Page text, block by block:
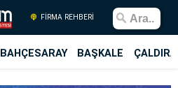
FİRMA REHBERİ
BAHÇESARAY BAŞKALE